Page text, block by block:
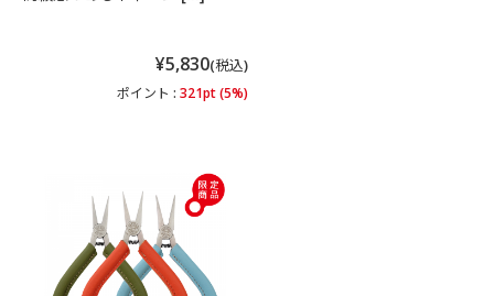
¥5,830(税込)
ポイント : 321pt (5%)